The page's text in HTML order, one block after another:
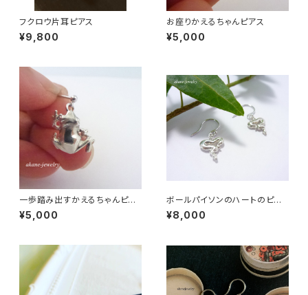
フクロウ片耳ピアス
¥9,800
お座りかえるちゃんピアス
¥5,000
一歩踏み出すかえるちゃんピア
ス シルバー製
¥5,000
ボールパイソンのハートのピア
ス
¥8,000